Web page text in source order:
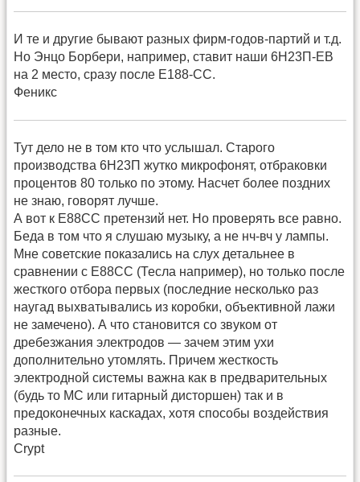
И те и другие бывают разных фирм-годов-партий и т.д.
Но Энцо Борбери, например, ставит наши 6Н23П-ЕВ
на 2 место, сразу после Е188-СС.
Феникс
Тут дело не в том кто что услышал. Старого
производства 6Н23П жутко микрофонят, отбраковки
процентов 80 только по этому. Насчет более поздних
не знаю, говорят лучше.
А вот к E88CC претензий нет. Но проверять все равно.
Беда в том что я слушаю музыку, а не нч-вч у лампы.
Мне советские показались на слух детальнее в
сравнении с Е88СС (Тесла например), но только после
жесткого отбора первых (последние несколько раз
наугад выхватывались из коробки, объективной лажи
не замечено). А что становится со звуком от
дребезжания электродов — зачем этим ухи
дополнительно утомлять. Причем жесткость
электродной системы важна как в предварительных
(будь то МС или гитарный дисторшен) так и в
предоконечных каскадах, хотя способы воздействия
разные.
Crypt